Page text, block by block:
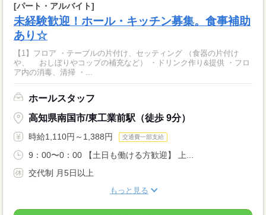
[パート・アルバイト]
未経験歓迎！ホール・キッチン募集。食事補助
あり☆
【1】フロア ・テーブルの片付け、セッティング （食器の片付け
や、 おしぼりやコップの補充など） ・ドリンク作り&提供 ・フロ
ア内の消毒、清掃 ・...
ホールスタッフ
高知県南国市/東工業前駅（徒歩 9分）
時給1,110円～1,388円 交通費一部支給
9：00〜0：00 【土日も働ける方歓迎】 上...
交代制 月5日以上
もっと見る